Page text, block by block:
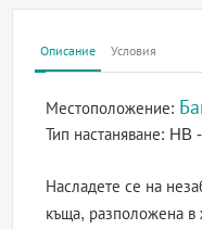
Описание Условия
Местоположение:
Тип настаняване: HB
Насладете се на
къща, разположена в